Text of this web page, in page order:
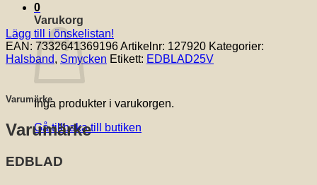
0
Varukorg
Inga produkter i varukorgen.
Gå tillbaka till butiken
Lägg till i önskelistan!
EAN: 7332641369196Artikelnr: 127920 Kategorier:
Halsband, Smycken Etikett: EDBLAD25V
Varumärke
Varumärke
EDBLAD